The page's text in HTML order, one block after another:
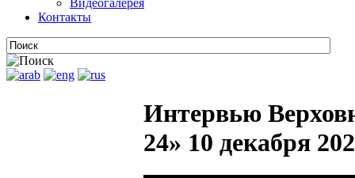
Видеогалерея
Контакты
Интервью
24» 10 декабря